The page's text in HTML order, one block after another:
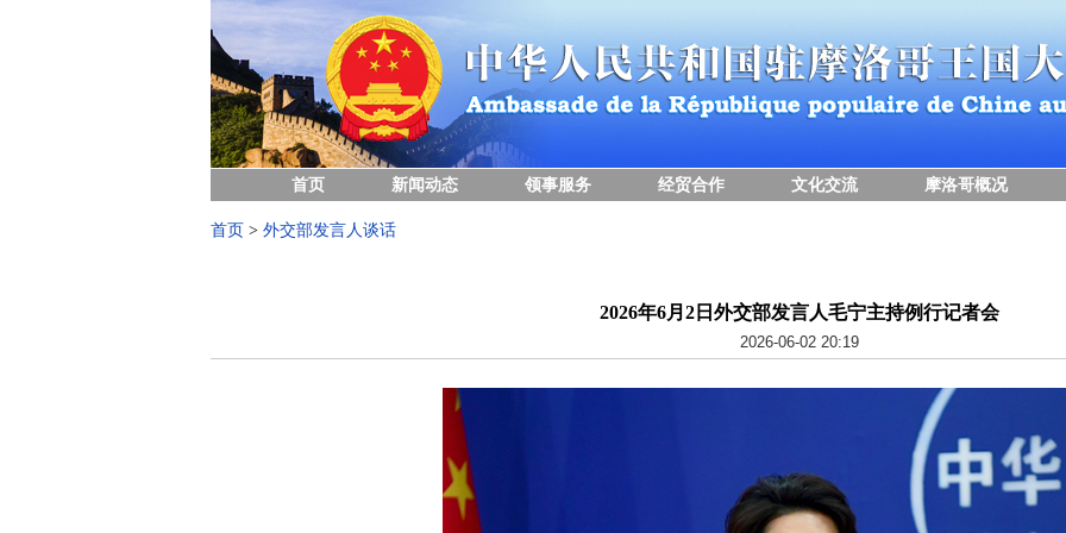
首页 新闻动态 领事服务 经贸合作 文化交流 摩洛哥概况
首页 > 外交部发言人谈话
2026年6月2日外交部发言人毛宁主持例行记者会
2026-06-02 20:19